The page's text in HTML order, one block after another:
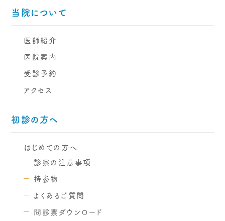
当院について
医師紹介
医院案内
受診予約
アクセス
初診の方へ
はじめての方へ
診察の注意事項
持参物
よくあるご質問
問診票ダウンロード